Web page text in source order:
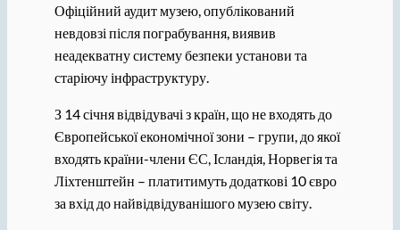
Офіційний аудит музею, опублікований
невдовзі після пограбування, виявив
неадекватну систему безпеки установи та
старіючу інфраструктуру.
З 14 січня відвідувачі з країн, що не входять до
Європейської економічної зони – групи, до якої
входять країни-члени ЄС, Ісландія, Норвегія та
Ліхтенштейн – платитимуть додаткові 10 євро
за вхід до найвідвідуванішого музею світу.